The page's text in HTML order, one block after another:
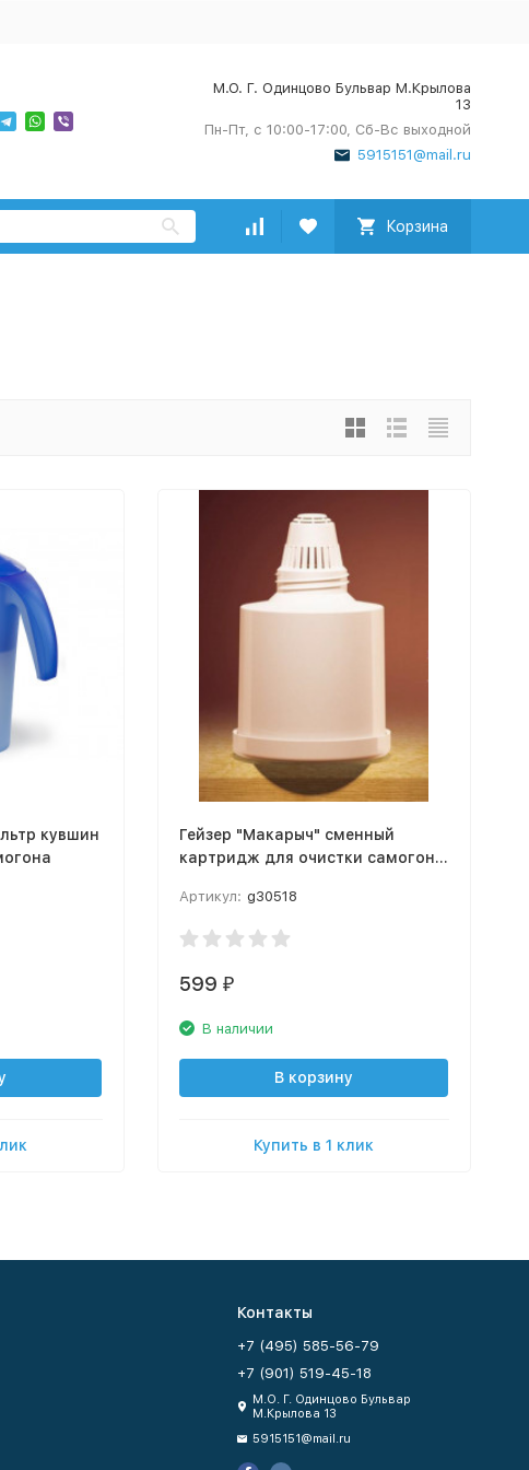
М.О. Г. Одинцово Бульвар М.Крылова
13
Пн-Пт, с 10:00-17:00, Сб-Вс выходной
5915151@mail.ru
Корзина
кувшин
Гейзер "Макарыч" сменный
картридж для очистки самогона
Артикул: g30518
599 ₽
В наличии
В корзину
Купить в 1 клик
Контакты
+7 (495) 585-56-79
+7 (901) 519-45-18
М.О. Г. Одинцово Бульвар
М.Крылова 13
5915151@mail.ru